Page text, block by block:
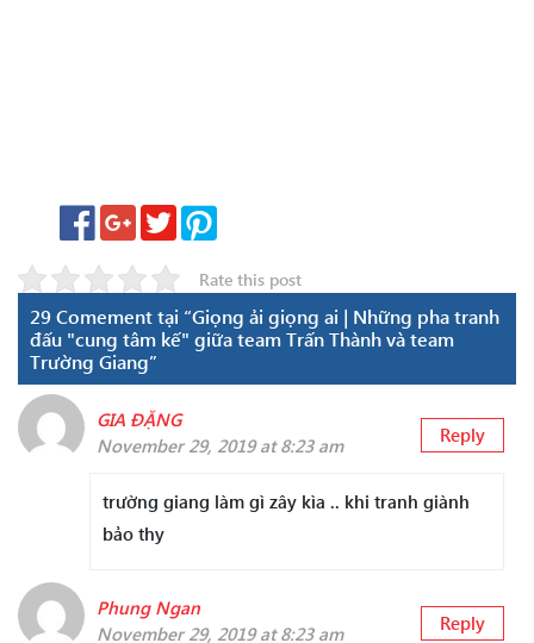
Rate this post
29 Comement tại “Giọng ải giọng ai | Những pha tranh
đấu "cung tâm kế" giữa team Trấn Thành và team
Trường Giang”
GIA ĐẶNG
November 29, 2019 at 8:23 am
Reply
trường giang làm gì zây kìa .. khi tranh giành
bảo thy
Phung Ngan
November 29, 2019 at 8:23 am
Reply